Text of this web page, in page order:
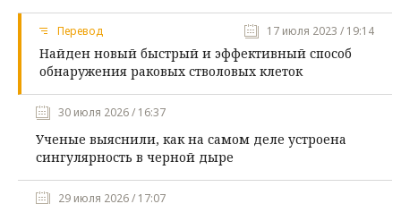
Перевод 17 июля 2023 / 19:14
Найден новый быстрый и эффективный способ
обнаружения раковых стволовых клеток
30 июля 2026 / 16:37
Ученые выяснили, как на самом деле устроена
сингулярность в черной дыре
29 июля 2026 / 17:07